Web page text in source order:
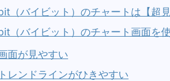
（バイビット）のチャートは【超
（バイビット）のチャート画面を
面が見やすい
トレンドラインがひきやすい